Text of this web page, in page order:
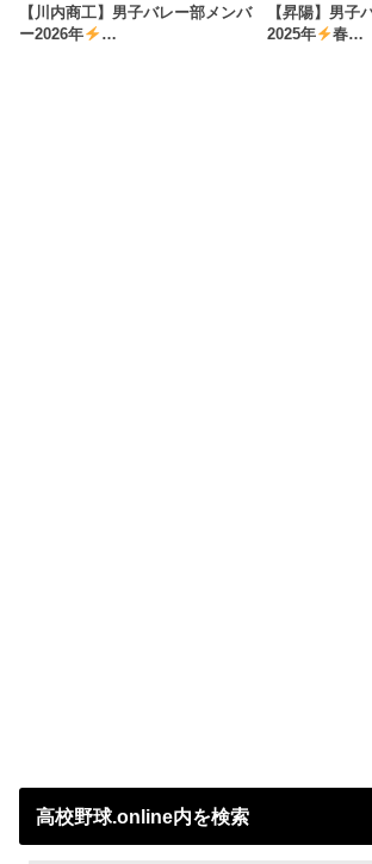
【川内商工】男子バレー部メンバ
ー2026年
…
【昇陽】男子
2025年
春…
高校野球.online内を検索